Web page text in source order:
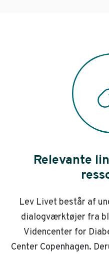
Relevante
Lev Livet består af
dialogværktøjer fra
Videncenter for
Center Copenhagen.